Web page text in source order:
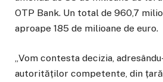
OTP Bank. Un total de 960,7
aproape 185 de milioane de euro.
„Vom contesta decizia,
autorităților competente, din